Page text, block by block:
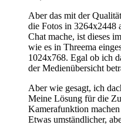
Aber das mit der
die Fotos in 3264x2448
Chat mache, ist dieses
wie es in Threema
1024x768. Egal ob ich
der Medienübersicht
Aber wie gesagt, ich
Meine Lösung für die
Kamerafunktion
Etwas umständlicher,